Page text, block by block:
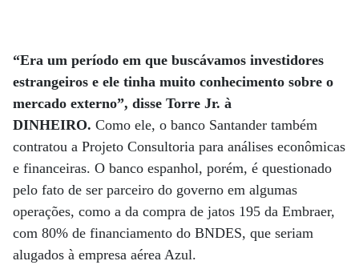
“Era um período em que buscávamos investidores
estrangeiros e ele tinha muito conhecimento sobre o
mercado externo”, disse Torre Jr. à
DINHEIRO. Como ele, o banco Santander também
contratou a Projeto Consultoria para análises econômicas
e financeiras. O banco espanhol, porém, é questionado
pelo fato de ser parceiro do governo em algumas
operações, como a da compra de jatos 195 da Embraer,
com 80% de financiamento do BNDES, que seriam
alugados à empresa aérea Azul.